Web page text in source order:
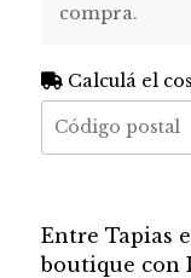
compra.
Calculá el
Entre Tapias
boutique con